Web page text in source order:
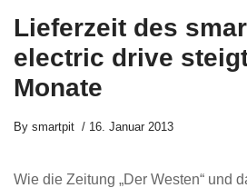
Lieferzeit des
electric drive
Monate
By smartpit 16. Januar 2013
Wie die Zeitung „Der Westen“ und